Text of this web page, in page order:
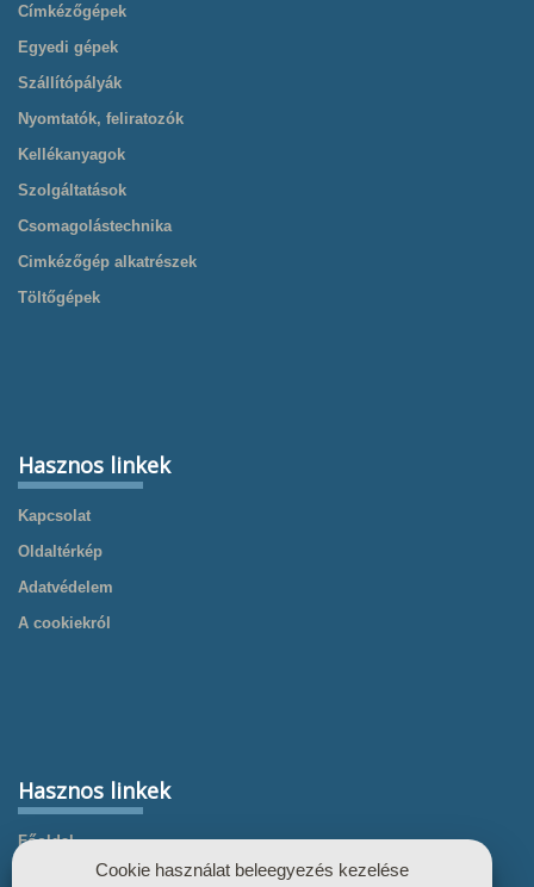
Címkézőgépek
Egyedi gépek
Szállítópályák
Nyomtatók, feliratozók
Kellékanyagok
Szolgáltatások
Csomagolástechnika
Cimkézőgép alkatrészek
Töltőgépek
Hasznos linkek
Kapcsolat
Oldaltérkép
Adatvédelem
A cookiekról
Hasznos linkek
Főoldal
Cookie használat beleegyezés kezelése